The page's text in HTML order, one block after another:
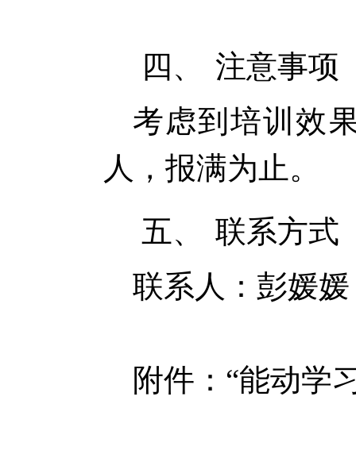
四、
注意事项
考虑到培训效
人，报满为止。
五、
联系方式
联系人：彭媛
附件：“能动学